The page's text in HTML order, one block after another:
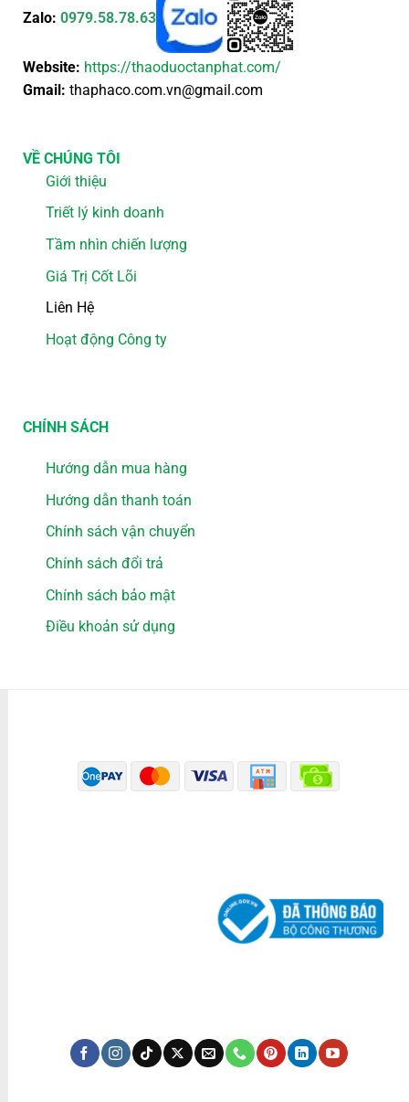
Zalo: 0979.58.78.63
Website: https://thaoduoctanphat.com/
Gmail: thaphaco.com.vn@gmail.com
VỀ CHÚNG TÔI
Giới thiệu
Triết lý kinh doanh
Tầm nhìn chiến lượng
Giá Trị Cốt Lõi
Liên Hệ
Hoạt động Công ty
CHÍNH SÁCH
Hướng dẫn mua hàng
Hướng dẫn thanh toán
Chính sách vận chuyển
Chính sách đổi trả
Chính sách bảo mật
Điều khoản sử dụng